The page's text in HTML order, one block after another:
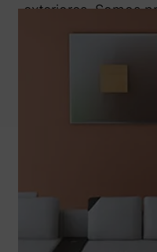
exteriores. Somos
responsables.